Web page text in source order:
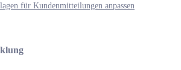
für Kundenmitteilungen anpassen